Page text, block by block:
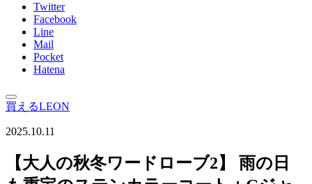
Twitter
Facebook
Line
Mail
Pocket
Hatena
買えるLEON
2025.10.11
【大人の秋冬ワードローブ2】 雨の日